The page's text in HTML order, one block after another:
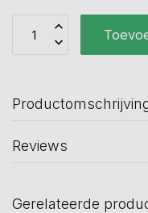
Reviews
Gerelateerde